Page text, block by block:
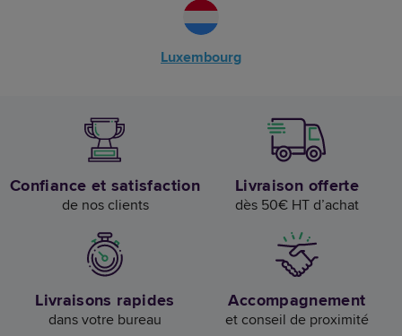
Luxembourg
Confiance et satisfaction
de nos clients
Livraison offerte
dès 50€ HT d’achat
Livraisons rapides
dans votre bureau
Accompagnement
et conseil de proximité